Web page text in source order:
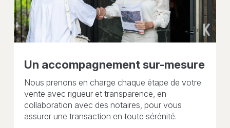
Un accompagnement sur-mesure
Nous prenons en charge chaque étape de votre
vente avec rigueur et transparence, en
collaboration avec des notaires, pour vous
assurer une transaction en toute sérénité.